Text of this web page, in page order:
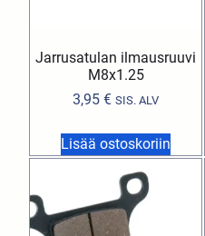
Jarrusatulan ilmausruuvi
M8x1.25
3,95€ SIS. ALV
Lisää ostoskoriin